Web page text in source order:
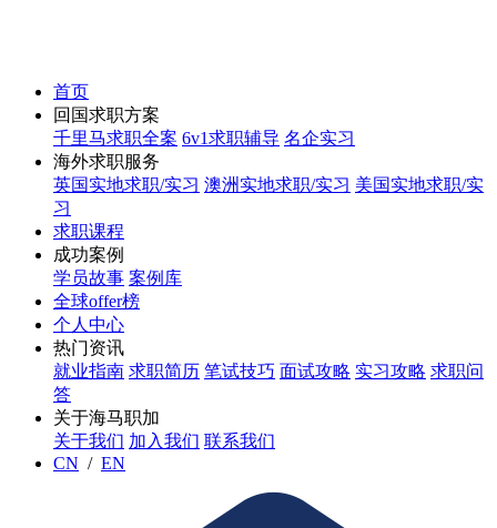
首页
回国求职方案
千里马求职全案 6v1求职辅导 名企实习
海外求职服务
英国实地求职/实习 澳洲实地求职/实习 美国实地求职/实
习
求职课程
成功案例
学员故事 案例库
全球offer榜
个人中心
热门资讯
就业指南 求职简历 笔试技巧 面试攻略 实习攻略 求职问
答
关于海马职加
关于我们 加入我们 联系我们
CN / EN